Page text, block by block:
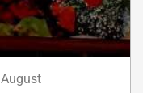
August